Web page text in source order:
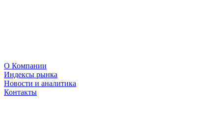
О Компании
Индексы рынка
Новости и аналитика
Контакты